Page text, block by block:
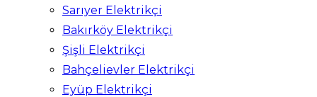
Sarıyer Elektrikçi
Bakırköy Elektrikçi
Şişli Elektrikçi
Bahçelievler Elektrikçi
Eyüp Elektrikçi